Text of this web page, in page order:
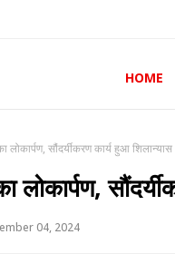
HOME
लोकार्पण, सौंदर्यीकरण कार्य हुआ शिलान्यास
04, 2024